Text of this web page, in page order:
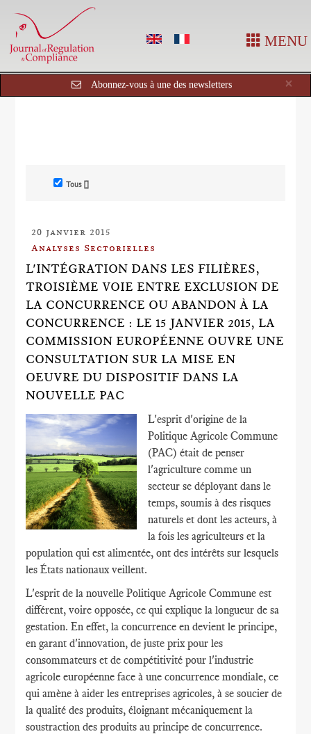
MENU
×
Abonnez-vous à une des newsletters
Tous []
20 janvier 2015
Analyses Sectorielles
L'INTÉGRATION DANS LES FILIÈRES,
TROISIÈME VOIE ENTRE EXCLUSION DE
LA CONCURRENCE OU ABANDON À LA
CONCURRENCE : LE 15 JANVIER 2015, LA
COMMISSION EUROPÉENNE OUVRE UNE
CONSULTATION SUR LA MISE EN
OEUVRE DU DISPOSITIF DANS LA
NOUVELLE PAC
L'esprit d'origine de la
Politique Agricole Commune
(PAC) était de penser
l'agriculture comme un
secteur se déployant dans le
temps, soumis à des risques
naturels et dont les acteurs, à
la fois les agriculteurs et la
population qui est alimentée, ont des intérêts sur lesquels
les États nationaux veillent.
L'esprit de la nouvelle Politique Agricole Commune est
différent, voire opposée, ce qui explique la longueur de sa
gestation. En effet, la concurrence en devient le principe,
en garant d'innovation, de juste prix pour les
consommateurs et de compétitivité pour l'industrie
agricole européenne face à une concurrence mondiale, ce
qui amène à aider les entreprises agricoles, à se soucier de
la qualité des produits, éloignant mécaniquement la
soustraction des produits au principe de concurrence.